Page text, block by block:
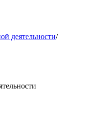
деятельности/